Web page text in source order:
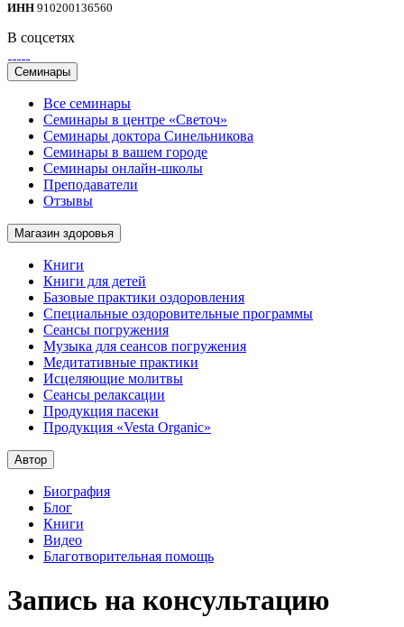
ИНН 910200136560
В соцсетях
Семинары
Все семинары
Семинары в центре «Светоч»
Семинары доктора Синельникова
Семинары в вашем городе
Семинары онлайн-школы
Преподаватели
Отзывы
Магазин здоровья
Книги
Книги для детей
Базовые практики оздоровления
Специальные оздоровительные программы
Сеансы погружения
Музыка для сеансов погружения
Медитативные практики
Исцеляющие молитвы
Сеансы релаксации
Продукция пасеки
Продукция «Vesta Organic»
Автор
Биография
Блог
Книги
Видео
Благотворительная помощь
Запись на консультацию